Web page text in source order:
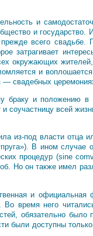
и
и государство.
всего свадьбе.
затрагивает
окружающих
и
свадебных
браку и положению
соучастницу всей
из-под власти отца
В ином случае
процедур (sine
Но он также имел
и официальная
время него
обязательно было
были доступны